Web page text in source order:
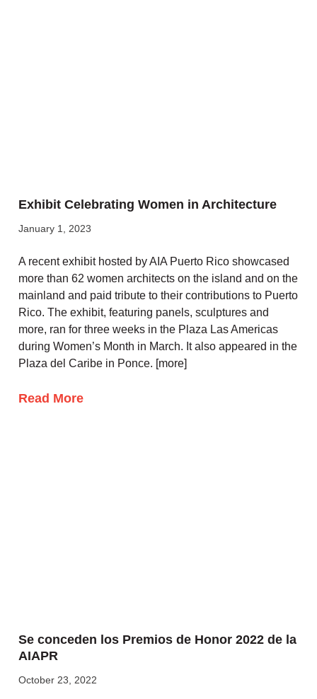
Exhibit Celebrating Women in Architecture
January 1, 2023
A recent exhibit hosted by AIA Puerto Rico showcased
more than 62 women architects on the island and on the
mainland and paid tribute to their contributions to Puerto
Rico. The exhibit, featuring panels, sculptures and
more, ran for three weeks in the Plaza Las Americas
during Women’s Month in March. It also appeared in the
Plaza del Caribe in Ponce. [more]
Read More
Se conceden los Premios de Honor 2022 de la
AIAPR
October 23, 2022